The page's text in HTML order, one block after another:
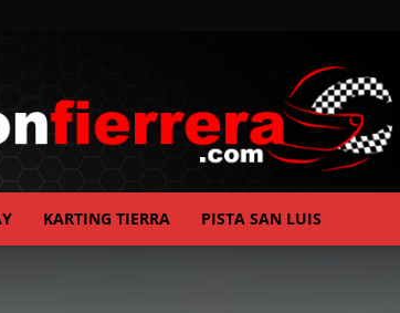
KARTING TIERRA PISTA SAN LUIS